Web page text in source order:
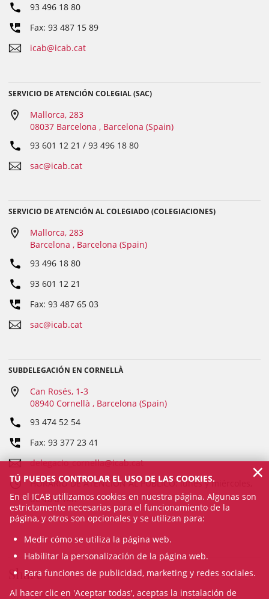
93 496 18 80
Fax: 93 487 15 89
icab@icab.cat
SERVICIO DE ATENCIÓN COLEGIAL (SAC)
Mallorca, 283
08037 Barcelona , Barcelona (Spain)
93 601 12 21 / 93 496 18 80
sac@icab.cat
SERVICIO DE ATENCIÓN AL COLEGIADO (COLEGIACIONES)
Mallorca, 283
Barcelona , Barcelona (Spain)
93 496 18 80
93 601 12 21
Fax: 93 487 65 03
sac@icab.cat
SUBDELEGACIÓN EN CORNELLÀ
Can Rosés, 1-3
08940 Cornellà , Barcelona (Spain)
93 474 52 54
Fax: 93 377 23 41
delegacio_cornella@icab.cat
HORARIO DE ATENCIÓN AL PÚBLICO: lunes y miércoles,
de 10 a 14h
Share
TÚ PUEDES CONTROLAR EL USO DE LAS COOKIES.
En el ICAB utilizamos cookies en nuestra página. Algunas son
estrictamente necesarias para el funcionamiento de la
página, y otros son opcionales y se utilizan para:
Medir cómo se utiliza la página web.
Habilitar la personalización de la página web.
Para funciones de publicidad, marketing y redes sociales.
Al hacer clic en 'Aceptar todas', aceptas la instalación de
×